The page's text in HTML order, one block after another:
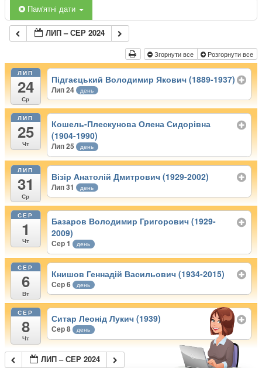
Пам'ятні дати
ЛИП – СЕР 2024
Згорнути все Розгорнути все
ЛИП
24
Ср
Підгаєцький Володимир Якович (1889-1937)
Лип 24 день
ЛИП
25
Чт
Кошель-Плескунова Олена Сидорівна
(1904-1990)
Лип 25 день
ЛИП
31
Ср
Візір Анатолій Дмитрович (1929-2002)
Лип 31 день
СЕР
1
Чт
Базаров Володимир Григорович (1929-
2009)
Сер 1 день
СЕР
6
Вт
Книшов Геннадій Васильович (1934-2015)
Сер 6 день
СЕР
8
Чт
Ситар Леонід Лукич (1939)
Сер 8 день
ЛИП – СЕР 2024